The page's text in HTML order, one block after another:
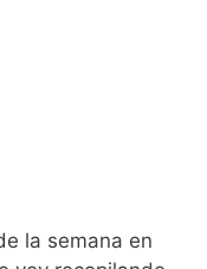
la semana en